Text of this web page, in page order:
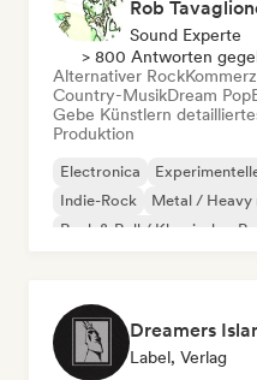
Rob
Sound Experte
> 800 Antworten
Alternativer Rock
Country-MusikDream Pop
Gebe Künstlern
Produktion
Electronica
Indie-Rock
Metal / Heavy
Rock & Roll / Klassischer
Dreamers
Label, Verlag